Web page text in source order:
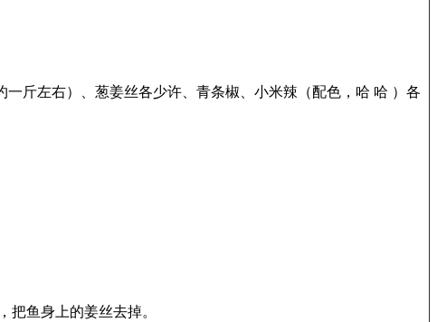
斤左右）、葱姜丝各少许、青条椒、小米辣（配色，哈 哈 ）各
鱼身上的姜丝去掉。